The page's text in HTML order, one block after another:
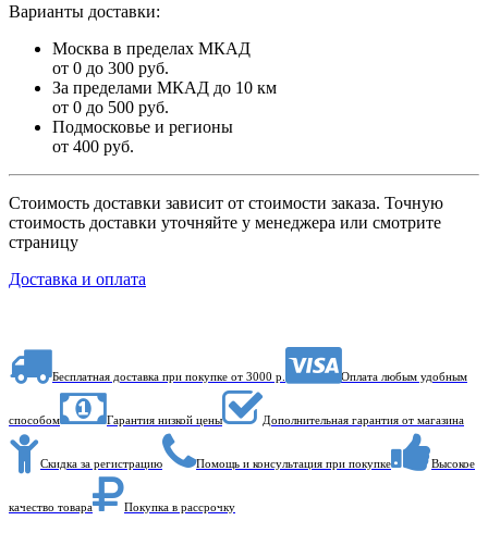
Варианты доставки:
Москва в пределах МКАД
от 0 до 300 руб.
За пределами МКАД до 10 км
от 0 до 500 руб.
Подмосковье и регионы
от 400 руб.
Стоимость доставки зависит от стоимости заказа. Точную
стоимость доставки уточняйте у менеджера или смотрите
страницу
Доставка и оплата
Бесплатная доставка при покупке от 3000 р. Оплата любым удобным
способом Гарантия низкой цены Дополнительная гарантия от магазина
Скидка за регистрацию Помощь и консультация при покупке Высокое
качество товара Покупка в рассрочку